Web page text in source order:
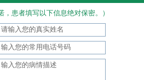
，患者填写以下信息绝对保密。）